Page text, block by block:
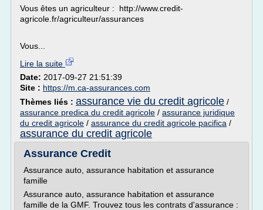
Vous êtes un agriculteur : http://www.credit-
agricole.fr/agriculteur/assurances
Vous...
Lire la suite
Date: 2017-09-27 21:51:39
Site : https://m.ca-assurances.com
Thèmes liés : assurance vie du credit agricole /
assurance predica du credit agricole / assurance juridique
du credit agricole / assurance du credit agricole pacifica /
assurance du credit agricole
Assurance Credit
Assurance auto, assurance habitation et assurance
famille
Assurance auto, assurance habitation et assurance
famille de la GMF. Trouvez tous les contrats d'assurance :